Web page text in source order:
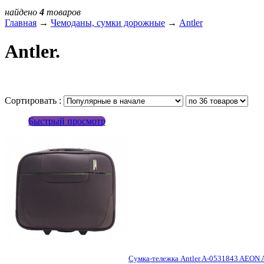
найдено4 товаров
Главная → Чемоданы, сумки дорожные → Antler
Antler.
Сортировать :
Быстрый просмотр
Сумка-тележка Antler A-0531843 AEON